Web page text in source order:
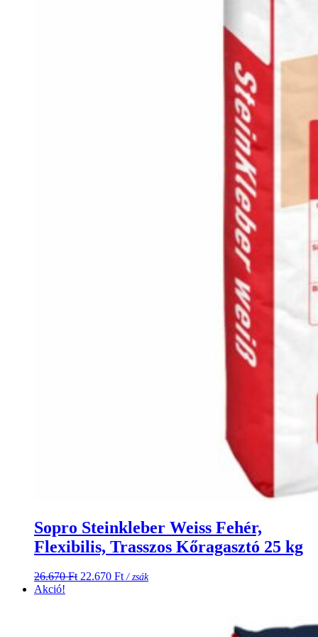
Sopro Steinkleber Weiss Fehér,
Flexibilis, Trasszos Kőragasztó 25 kg
26.670Ft Original
22.670 FtCurrent
/ zsák
Akció!